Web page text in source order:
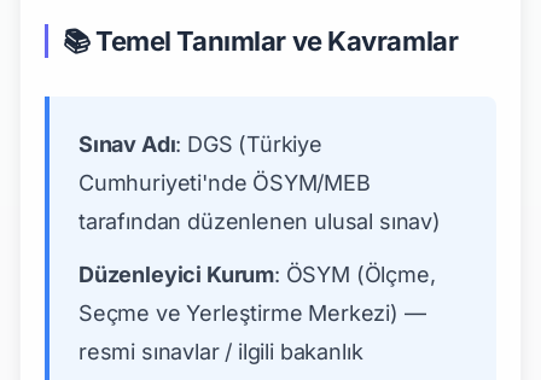
📚 Temel Tanımlar ve Kavramlar
Sınav Adı: DGS (Türkiye
Cumhuriyeti'nde ÖSYM/MEB
tarafından düzenlenen ulusal sınav)
Düzenleyici Kurum: ÖSYM (Ölçme,
Seçme ve Yerleştirme Merkezi) —
resmi sınavlar / ilgili bakanlık